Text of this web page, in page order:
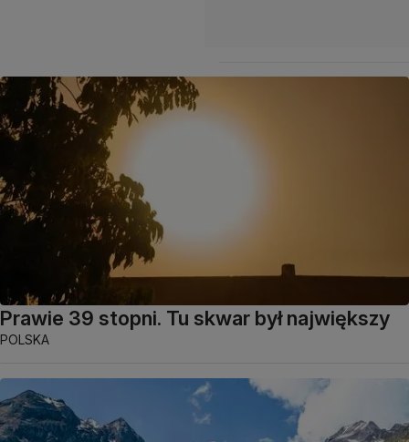
Prawie 39 stopni. Tu skwar był największy
POLSKA